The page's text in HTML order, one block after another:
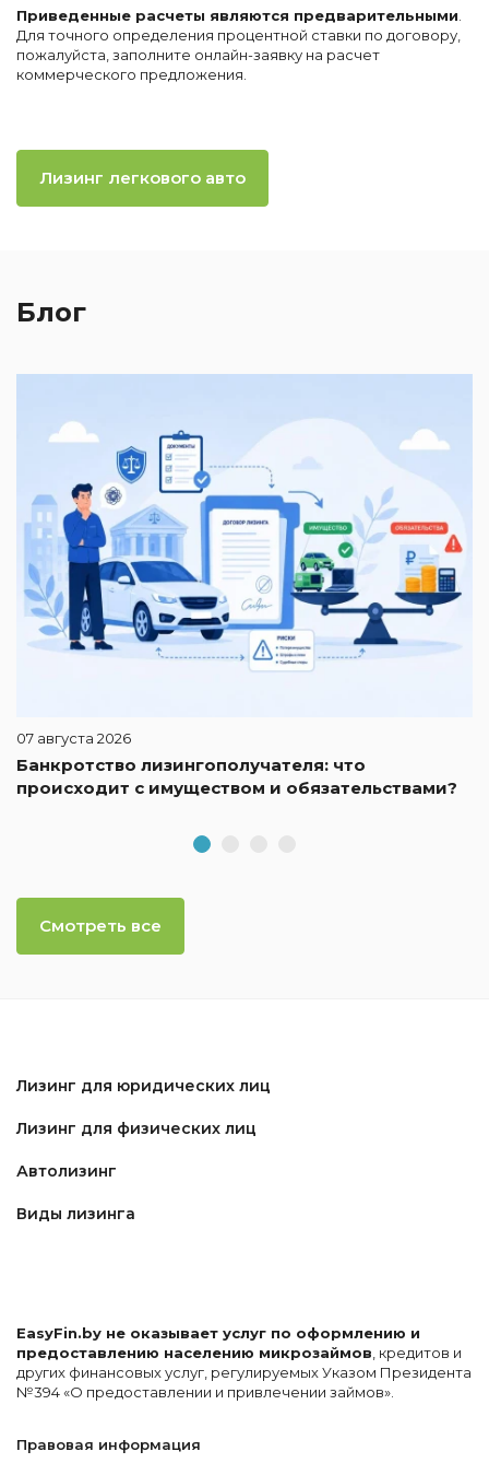
Приведенные расчеты являются предварительными
Для точного определения процентной ставки по договору,
пожалуйста, заполните онлайн-заявку на расчет
коммерческого предложения.
Лизинг легкового авто
Блог
07 августа 2026
Банкротство лизингополучателя: что
происходит с имуществом и обязательствами?
Смотреть все
Лизинг для юридических лиц
Лизинг для физических лиц
Автолизинг
Виды лизинга
EasyFin.by не оказывает услуг по оформлению и
предоставлению населению микрозаймов , кредитов и
других финансовых услуг, регулируемых Указом Президента
№394 «О предоставлении и привлечении займов».
Правовая информация